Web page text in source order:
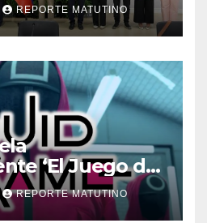
sobre los
REPORTE MATUTINO
‘El Juego del
David Fincher
REPORTE MATUTINO